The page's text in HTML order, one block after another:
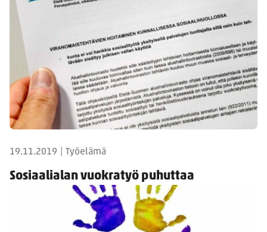
19.11.2019 Työelämä
Sosiaalialan vuokratyö puhuttaa